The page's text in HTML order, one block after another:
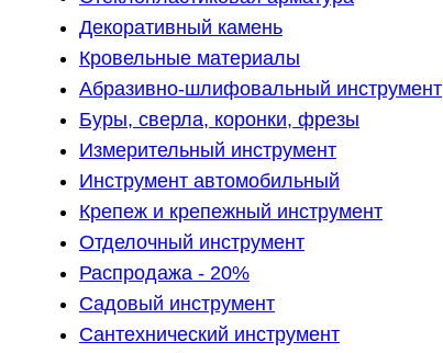
Декоративный камень
Кровельные материалы
Абразивно-шлифовальный инструмент
Буры, сверла, коронки, фрезы
Измерительный инструмент
Инструмент автомобильный
Крепеж и крепежный инструмент
Отделочный инструмент
Распродажа - 20%
Садовый инструмент
Сантехнический инструмент